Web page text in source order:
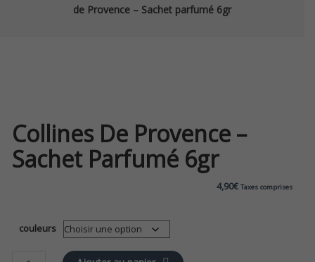
de Provence – Sachet parfumé 6gr
Collines De Provence –
Sachet Parfumé 6gr
4,90€ Taxes comprises
couleurs
quantité